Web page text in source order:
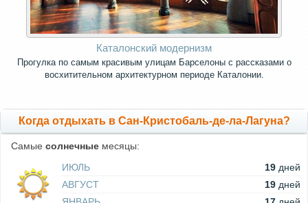
Каталонский модернизм
Прогулка по самым красивым улицам Барселоны с рассказами о
восхитительном архитектурном периоде Каталонии.
Когда отдыхать в Сан-Кристобаль-де-ла-Лагуна?
Самые солнечные месяцы:
ИЮЛЬ
19 дней
АВГУСТ
19 дней